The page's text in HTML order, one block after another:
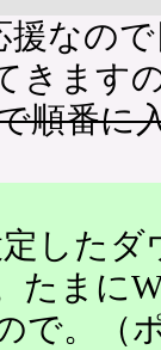
援なの
きます
順番に
したダ
たまに
で。（